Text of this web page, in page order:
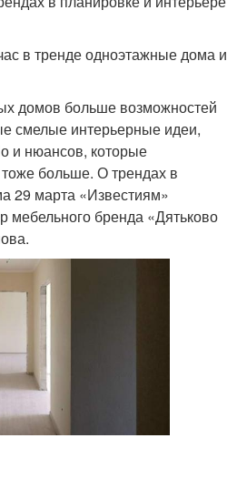
в тренде одноэтажные дома и
домов больше возможностей
смелые интерьерные идеи,
и нюансов, которые
больше. О трендах в
29 марта «Известиям»
мебельного бренда «Дятьково